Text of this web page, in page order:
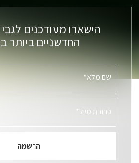
הישארו מעודכנים
החדשניים ביותר
שם מלא*
כתובת מייל*